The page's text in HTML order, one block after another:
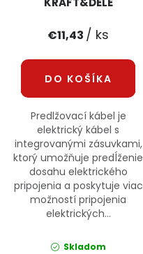
€11,43 / ks
DO KOŠÍKA
Predlžovací kábel je
elektrický kábel s
integrovanými zásuvkami,
ktorý umožňuje predĺženie
dosahu elektrického
pripojenia a poskytuje viac
možností pripojenia
elektrických...
Skladom